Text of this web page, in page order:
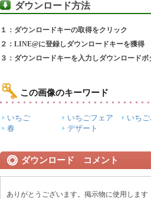
ダウンロード方法
１：ダウンロードキーの取得をクリック
２：LINE@に登録しダウンロードキーを獲得
３：ダウンロードキーを入力しダウンロードボ
この画像のキーワード
いちご いちごフェア いち
春
デザート
ダウンロード コメント
ありがとうございます。掲示物に使用します